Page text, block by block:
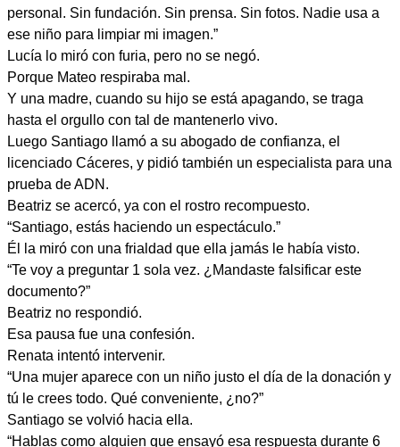
personal. Sin fundación. Sin prensa. Sin fotos. Nadie usa a
ese niño para limpiar mi imagen.”
Lucía lo miró con furia, pero no se negó.
Porque Mateo respiraba mal.
Y una madre, cuando su hijo se está apagando, se traga
hasta el orgullo con tal de mantenerlo vivo.
Luego Santiago llamó a su abogado de confianza, el
licenciado Cáceres, y pidió también un especialista para una
prueba de ADN.
Beatriz se acercó, ya con el rostro recompuesto.
“Santiago, estás haciendo un espectáculo.”
Él la miró con una frialdad que ella jamás le había visto.
“Te voy a preguntar 1 sola vez. ¿Mandaste falsificar este
documento?”
Beatriz no respondió.
Esa pausa fue una confesión.
Renata intentó intervenir.
“Una mujer aparece con un niño justo el día de la donación y
tú le crees todo. Qué conveniente, ¿no?”
Santiago se volvió hacia ella.
“Hablas como alguien que ensayó esa respuesta durante 6